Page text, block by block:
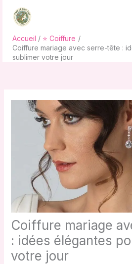
contenu
Accueil
⭐ Coiffure
Coiffure mariage avec serre-tête :
sublimer votre jour
Coiffure mariage
: idées élégantes
votre jour